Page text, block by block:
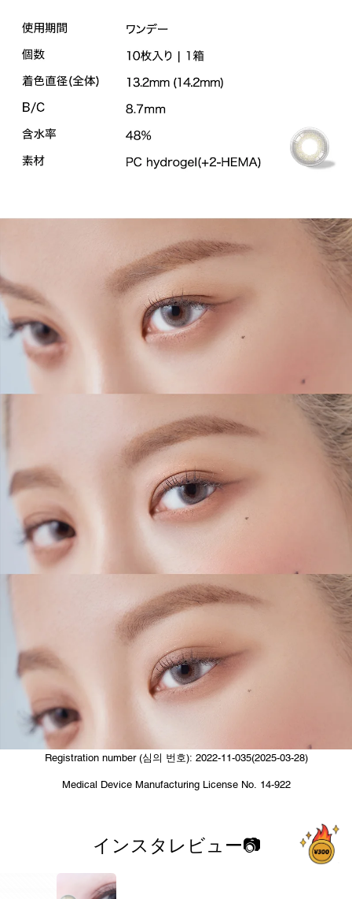
Registration number (심의 번호): 2022-11-035(2025-03-28)
Medical Device Manufacturing License No. 14-922
インスタレビュー📷
2